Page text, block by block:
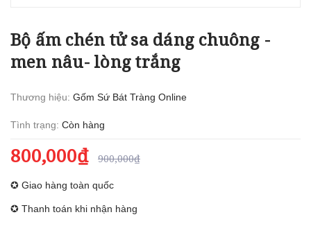
Bộ ấm chén tử sa dáng chuông -
men nâu- lòng trắng
Thương hiệu: Gốm Sứ Bát Tràng Online
Tình trạng: Còn hàng
800,000₫ 900,000₫
✪ Giao hàng toàn quốc
✪ Thanh toán khi nhận hàng